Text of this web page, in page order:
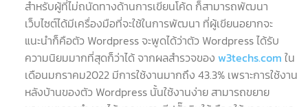
สำหรับผู้ที่ไม่ถนัดทางด้านการเขียนโค้ด ก็สามารถพัฒนา
เว็บไซต์ได้มีเครื่องมือที่จะใช้ในการพัฒนา ที่ผู้เขียนอยากจะ
แนะนำก็คือตัว Wordpress จะพูดได้ว่าตัว Wordpress ได้รับ
ความนิยมมากที่สุดก็ว่าได้ จากผลสำรวจของ w3techs.com ใน
เดือนมกราคม2022 มีการใช้งานมากถึง 43.3% เพราะการใช้งาน
หลังบ้านของตัว Wordpress นั้นใช้งานง่าย สามารถขยาย